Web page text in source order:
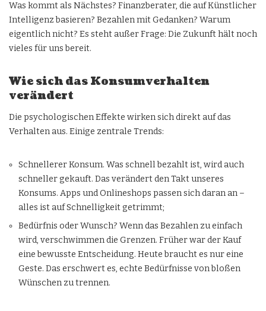
Was kommt als Nächstes? Finanzberater, die auf Künstlicher
Intelligenz basieren? Bezahlen mit Gedanken? Warum
eigentlich nicht? Es steht außer Frage: Die Zukunft hält noch
vieles für uns bereit.
Wie sich das Konsumverhalten
verändert
Die psychologischen Effekte wirken sich direkt auf das
Verhalten aus. Einige zentrale Trends:
Schnellerer Konsum. Was schnell bezahlt ist, wird auch
schneller gekauft. Das verändert den Takt unseres
Konsums. Apps und Onlineshops passen sich daran an –
alles ist auf Schnelligkeit getrimmt;
Bedürfnis oder Wunsch? Wenn das Bezahlen zu einfach
wird, verschwimmen die Grenzen. Früher war der Kauf
eine bewusste Entscheidung. Heute braucht es nur eine
Geste. Das erschwert es, echte Bedürfnisse von bloßen
Wünschen zu trennen.